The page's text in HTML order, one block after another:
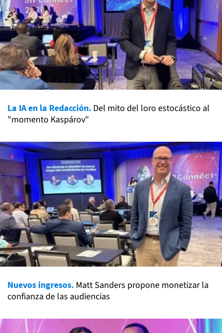
La IA en la Redacción. Del mito del loro estocástico al
"momento Kaspárov"
Nuevos ingresos. Matt Sanders propone monetizar la
confianza de las audiencias